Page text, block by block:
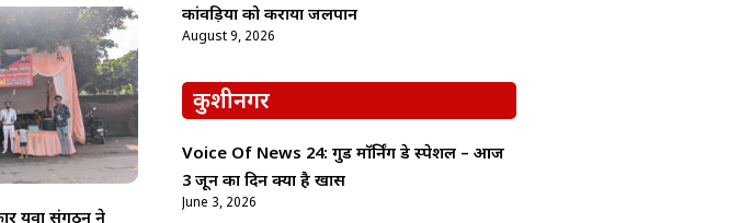
कांवड़ियों को कराया जलपान
August 9, 2026
कुशीनगर
Voice Of News 24: गुड माॅर्निंग डे स्पेशल – आज
3 जून का दिन क्यों है खास
June 3, 2026